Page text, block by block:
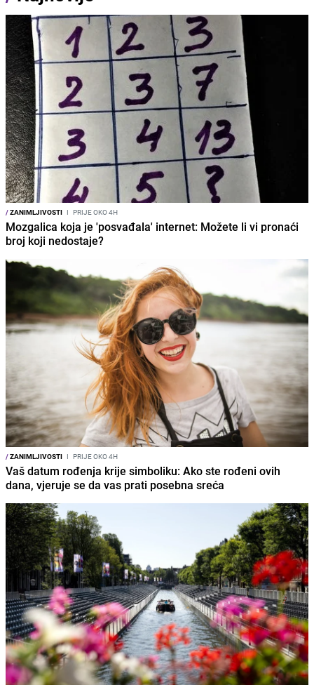
/ZANIMLJIVOSTI I PRIJE OKO 4H
Mozgalica koja je 'posvađala' internet: Možete li vi pronaći
broj koji nedostaje?
/ZANIMLJIVOSTI I PRIJE OKO 4H
Vaš datum rođenja krije simboliku: Ako ste rođeni ovih
dana, vjeruje se da vas prati posebna sreća